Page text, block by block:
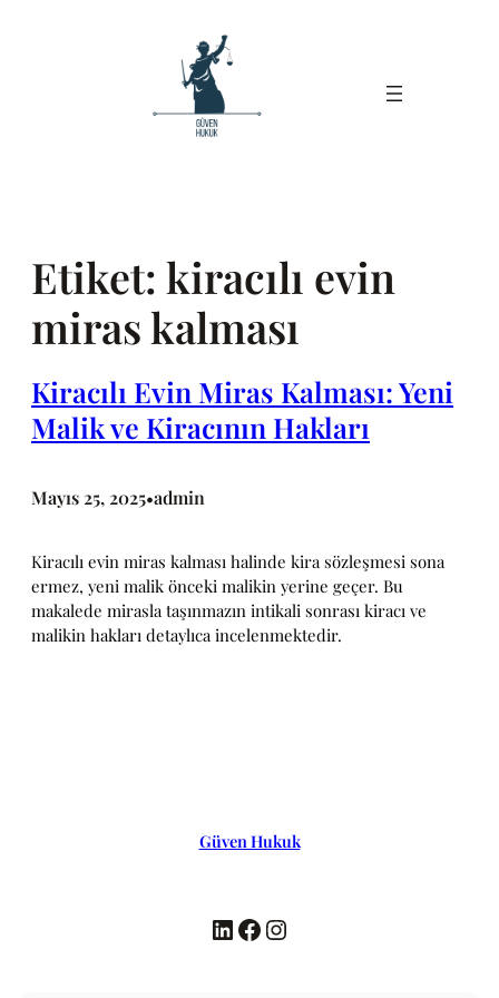
Etiket: kiracılı evin
miras kalması
Kiracılı Evin Miras Kalması: Yeni
Malik ve Kiracının Hakları
Mayıs 25, 2025•admin
Kiracılı evin miras kalması halinde kira sözleşmesi sona
ermez, yeni malik önceki malikin yerine geçer. Bu
makalede mirasla taşınmazın intikali sonrası kiracı ve
malikin hakları detaylıca incelenmektedir.
Güven Hukuk
LinkedIn Facebook Instagram